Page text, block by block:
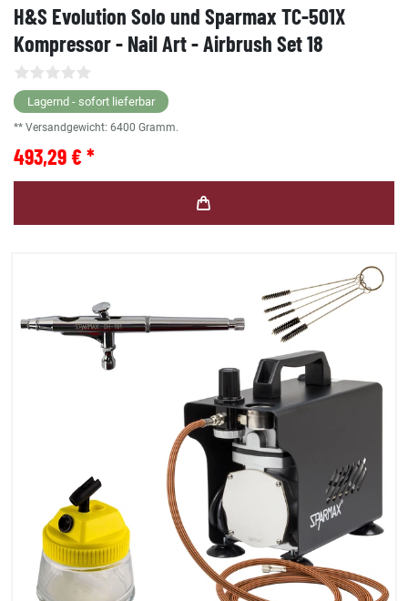
H&S Evolution Solo und Sparmax TC-501X
Kompressor - Nail Art - Airbrush Set 18
Lagernd - sofort lieferbar
** Versandgewicht: 6400 Gramm.
493,29 € *